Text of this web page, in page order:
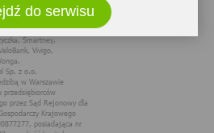
plików cookies możliwy jest do
każdego użytkownika. Bez
informacje w plikach cookies mogą
urządzenia.
w technologii cookies jest
(dawniej: Rankomat Sp. z o. o. Sp.
ul. Wolska 88, 01 - 141 Warszawa.
każdym czasie skontaktować się z
bok@ebroker.pl, jak również wyrazić
do serwisu